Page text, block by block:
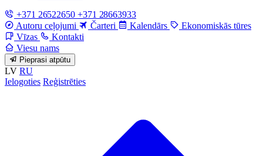
+371 26522650 +371 28663933
Autoru ceļojumi
Čarteri Kalendārs
Ekonomiskās tūres
Vīzas
Kontakti
Viesu nams
Pieprasi atpūtu
LV RU
Ielogoties Reģistrēties